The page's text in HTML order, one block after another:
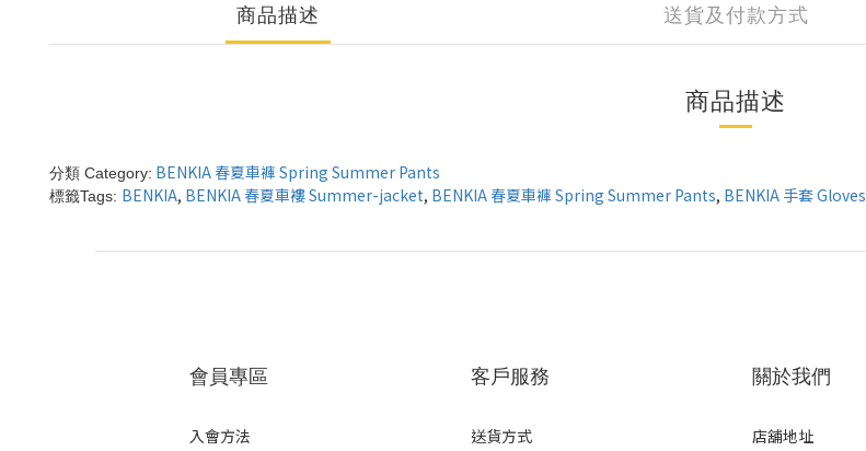
商品描述 送貨及付款方式
商品描述
分類 Category: BENKIA 春夏車褲 Spring Summer Pants
標籤Tags: BENKIA, BENKIA 春夏車褸 Summer-jacket, BENKIA 春夏車褲 Spring Summer Pants, BENKIA 手套 Gloves
會員專區
入會方法
客戶服務
送貨方式
關於我們
店舖地址